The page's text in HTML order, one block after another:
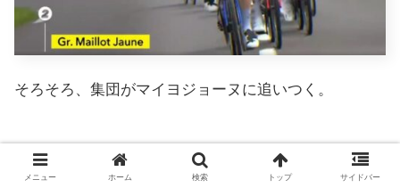
そろそろ、集団がマイヨジョーヌに追いつく。
メニュー ホーム 検索 トップ サイドバー